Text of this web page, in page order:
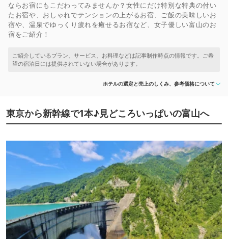
ならお宿にもこだわってみませんか？女性にだけ特別な特典の付い
たお宿や、おしゃれでテンションの上がるお宿、ご飯の美味しいお
宿や、温泉でゆっくり疲れを癒せるお宿など、女子優しい富山のお
宿をご紹介！
ホテルの選定と売上のしくみ、参考価格について
東京から新幹線で1本♪見どころいっぱいの富山へ